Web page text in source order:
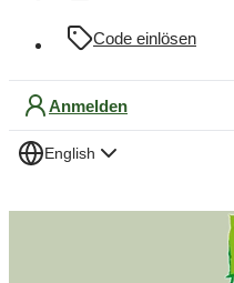
Code einlösen
Anmelden
English